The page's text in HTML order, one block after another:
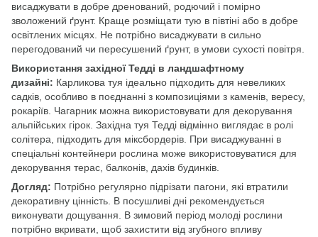
висаджувати в добре дренований, родючий і помірно
зволожений ґрунт. Краще розміщати тую в півтіні або в добре
освітлених місцях. Не потрібно висаджувати в сильно
перегодований чи пересушений ґрунт, в умови сухості повітря.
Використання західної Тедді в ландшафтному
дизайні: Карликова туя ідеально підходить для невеликих
садків, особливо в поєднанні з композиціями з каменів, вересу,
рокаріїв. Чагарник можна використовувати для декорування
альпійських гірок. Західна туя Тедді відмінно виглядає в ролі
солітера, підходить для міксбордерів. При висаджуванні в
спеціальні контейнери рослина може використовуватися для
декорування терас, балконів, дахів будинків.
Догляд: Потрібно регулярно підрізати пагони, які втратили
декоративну цінність. В посушливі дні рекомендується
виконувати дощування. В зимовий період молоді рослини
потрібно вкривати, щоб захистити від згубного впливу